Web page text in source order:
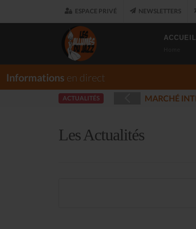
ESPACE PRIVÉ NEWSLETTERS
ACCUEIL
Informations en direct
ACTUALITÉS
(2025-12-17)
Les Actualités